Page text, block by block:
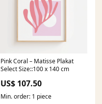
Pink Coral – Matisse Plakat
Select Size::100 x 140 cm
US$ 107.50
Min. order: 1 piece